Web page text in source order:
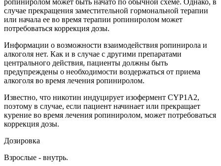
ропиниролом может быть начато по обычной схеме. Однако, в
случае прекращения заместительной гормональной терапии
или начала ее во время терапии ропиниролом может
потребоваться коррекция дозы.
Информации о возможности взаимодействия ропинирола и
алкоголя нет. Как и в случае с другими препаратами
центрального действия, пациенты должны быть
предупреждены о необходимости воздержаться от приема
алкоголя во время лечения ропиниролом.
Известно, что никотин индуцирует изофермент CYP1A2,
поэтому в случае, если пациент начинает или прекращает
курение во время лечения ропиниролом, может потребоваться
коррекция дозы.
Дозировка
Взрослые - внутрь.